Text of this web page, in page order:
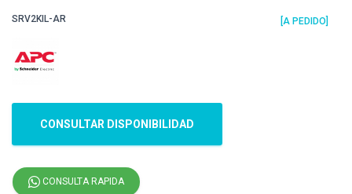
SRV2KIL-AR [A PEDIDO]
CONSULTAR DISPONIBILIDAD
CONSULTA RAPIDA